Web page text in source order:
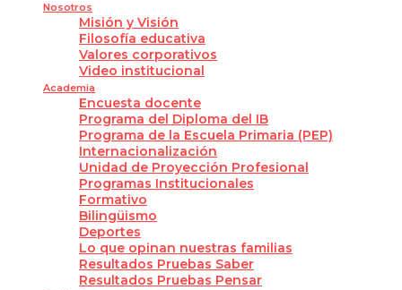
Nosotros
Misión y Visión
Filosofía educativa
Valores corporativos
Video institucional
Academia
Encuesta docente
Programa del Diploma del IB
Programa de la Escuela Primaria (PEP)
Internacionalización
Unidad de Proyección Profesional
Programas Institucionales
Formativo
Bilingüismo
Deportes
Lo que opinan nuestras familias
Resultados Pruebas Saber
Resultados Pruebas Pensar